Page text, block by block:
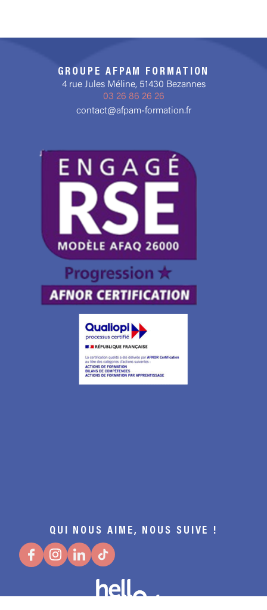
GROUPE AFPAM FORMATION
4 rue Jules Méline, 51430 Bezannes
03 26 86 26 26
contact@afpam-formation.fr
QUI NOUS AIME, NOUS SUIVE !